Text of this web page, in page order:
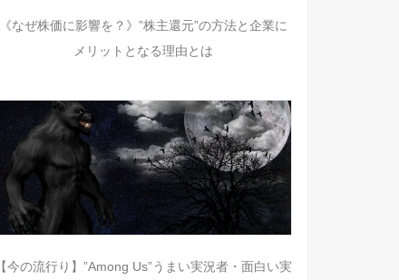
《なぜ株価に影響を？》”株主還元”の方法と企業に
メリットとなる理由とは
【今の流行り】”Among Us”うまい実況者・面白い実